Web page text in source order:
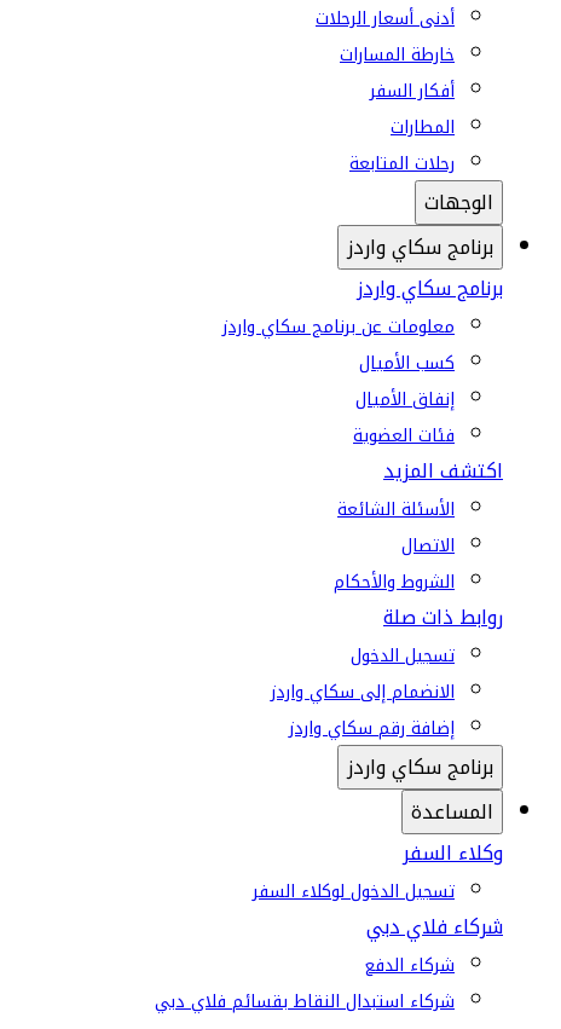
أدنى أسعار الرحلات
خارطة المسارات
أفكار السفر
المطارات
رحلات المتابعة
الوجهات
برنامج سكاي واردز
برنامج سكاي واردز
معلومات عن برنامج سكاي واردز
كسب الأميال
إنفاق الأميال
فئات العضوية
اكتشف المزيد
الأسئلة الشائعة
الاتصال
الشروط والأحكام
روابط ذات صلة
تسجيل الدخول
الانضمام إلى سكاي واردز
إضافة رقم سكاي واردز
برنامج سكاي واردز
المساعدة
وكلاء السفر
تسجيل الدخول لوكلاء السفر
شركاء فلاي دبي
شركاء الدفع
شركاء استبدال النقاط بقسائم فلاي دبي